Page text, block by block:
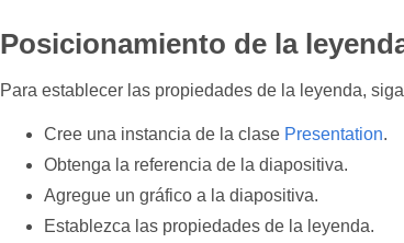
Posicionamiento de la
Para establecer las propiedades de la leyenda,
Cree una instancia de la clase Presentation.
Obtenga la referencia de la diapositiva.
Agregue un gráfico a la diapositiva.
Establezca las propiedades de la leyenda.